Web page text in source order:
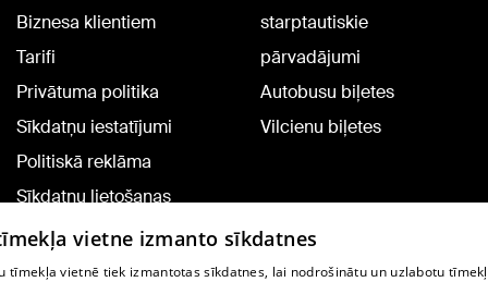
Biznesa klientiem
Tarifi
Privātuma politika
Sīkdatņu iestatījumi
Politiskā reklāma
Sīkdatņu lietošanas
noteikumi
Komentāru pievienošana
starptautiskie
pārvadājumi
Autobusu biļetes
Vilcienu biļetes
vietne izmanto sīkdatnes
tīmekļa vietnē tiek izmantotas sīkdatnes, lai nodrošinātu un uzlabotu